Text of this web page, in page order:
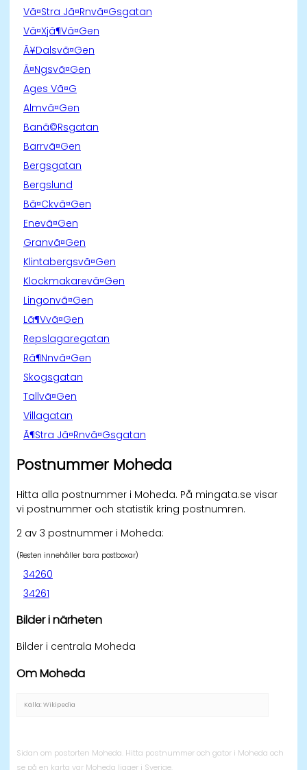
Vã¤Stra Jã¤Rnvã¤Gsgatan
Vã¤Xjã¶Vã¤Gen
Ã¥Dalsvã¤Gen
Ã¤Ngsvã¤Gen
Ages Vã¤G
Almvã¤Gen
Banã©Rsgatan
Barrvã¤Gen
Bergsgatan
Bergslund
Bã¤Ckvã¤Gen
Enevã¤Gen
Granvã¤Gen
Klintabergsvã¤Gen
Klockmakarevã¤Gen
Lingonvã¤Gen
Lã¶Vvã¤Gen
Repslagaregatan
Rã¶Nnvã¤Gen
Skogsgatan
Tallvã¤Gen
Villagatan
Ã¶Stra Jã¤Rnvã¤Gsgatan
Postnummer Moheda
Hitta alla postnummer i Moheda. På mingata.se visar
vi postnummer och statistik kring postnumren.
2 av 3 postnummer i Moheda:
(Resten innehåller bara postboxar)
34260
34261
Bilder i närheten
Bilder i centrala Moheda
Om Moheda
Källa: Wikipedia
Sidan om postorten Moheda. Hitta postnummer och gator i Moheda och
se på en karta var Moheda ligger i Sverige.